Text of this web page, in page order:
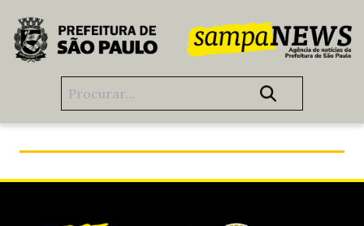
Pular para o Conteúdo principal